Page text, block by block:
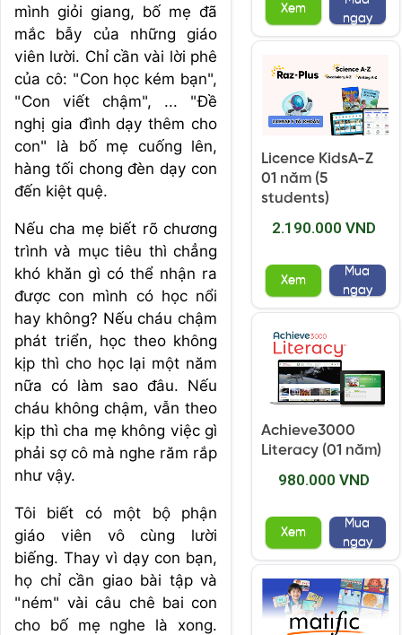
mình giỏi giang, bố mẹ đã
mắc bẫy của những giáo
viên lười. Chỉ cần vài lời phê
của cô: "Con học kém bạn",
"Con viết chậm", ... "Đề
nghị gia đình dạy thêm cho
con" là bố mẹ cuống lên,
hàng tối chong đèn dạy con
đến kiệt quệ.
Nếu cha mẹ biết rõ chương
trình và mục tiêu thì chẳng
khó khăn gì có thể nhận ra
được con mình có học nổi
hay không? Nếu cháu chậm
phát triển, học theo không
kịp thì cho học lại một năm
nữa có làm sao đâu. Nếu
cháu không chậm, vẫn theo
kịp thì cha mẹ không việc gì
phải sợ cô mà nghe răm rắp
như vậy.
Tôi biết có một bộ phận
giáo viên vô cùng lười
biếng. Thay vì dạy con bạn,
họ chỉ cần giao bài tập và
"ném" vài câu chê bai con
cho bố mẹ nghe là xong.
Xem
ngay
Licence KidsA-Z
01 năm (5
students)
2.190.000 VND
Xem
Mua
ngay
Achieve3000
Literacy (01 năm)
980.000 VND
Xem
Mua
ngay